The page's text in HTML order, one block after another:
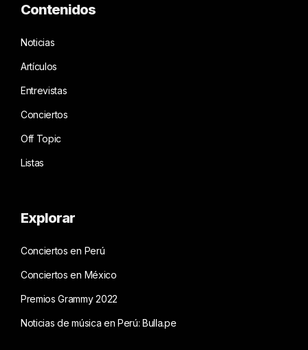
Contenidos
Noticias
Artículos
Entrevistas
Conciertos
Off Topic
Listas
Explorar
Conciertos en Perú
Conciertos en México
Premios Grammy 2022
Noticias de música en Perú: Bulla.pe